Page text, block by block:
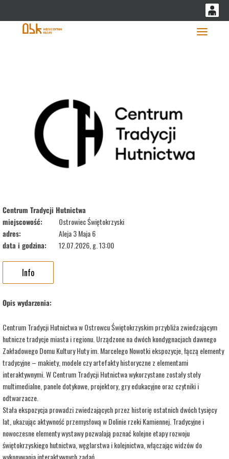
Centrum Tradycji Hutnictwa
miejscowość:
Ostrowiec Świętokrzyski
adres:
Aleja 3 Maja 6
data i godzina:
12.07.2026, g. 13:00
Info
Opis wydarzenia:
Centrum Tradycji Hutnictwa w Ostrowcu Świętokrzyskim przybliża zwiedzającym
hutnicze tradycje miasta i regionu. Urządzone na dwóch kondygnacjach dawnego
Zakładowego Domu Kultury Huty im. Marcelego Nowotki ekspozycje, łączą elementy
tradycyjne – makiety, modele czy artefakty historyczne z elementami
interaktywnymi. W Centrum Tradycji Hutnictwa wykorzystane zostały stoły
multimedialne, panele dotykowe, projektory, gry edukacyjne oraz czytniki i
odtwarzacze.
Stała ekspozycja prowadzi zwiedzających przez historię ostatnich dwóch tysięcy
lat, ukazując aktywność przemysłową w Dolinie rzeki Kamiennej. Tradycyjne i
nowoczesne elementy wystawy pozwalają poznać kolejne etapy rozwoju
świętokrzyskiego hutnictwa, węglarstwa i kolejnictwa, włączając widzów do
wykonywania interaktywnych zadań.